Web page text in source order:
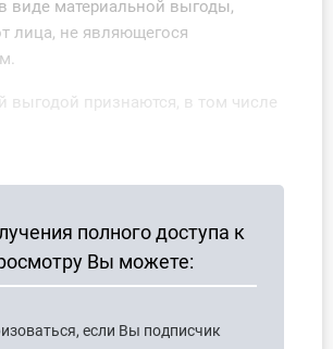
виде материальной выгоды,
лица, не являющегося
выгодой признаются, в том числе
полного доступа к
Вы можете:
если Вы подписчик